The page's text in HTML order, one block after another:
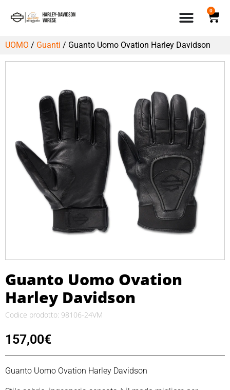
0
UOMO / Guanti / Guanto Uomo Ovation Harley Davidson
Guanto Uomo Ovation
Harley Davidson
Codice prodotto: 98106-24VM
157,00€
Guanto Uomo Ovation Harley Davidson